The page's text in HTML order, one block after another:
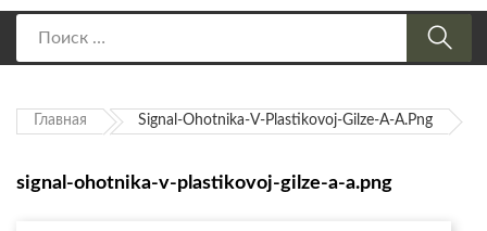
Главная Signal-Ohotnika-V-Plastikovoj-Gilze-A-A.png
signal-ohotnika-v-plastikovoj-gilze-a-a.png